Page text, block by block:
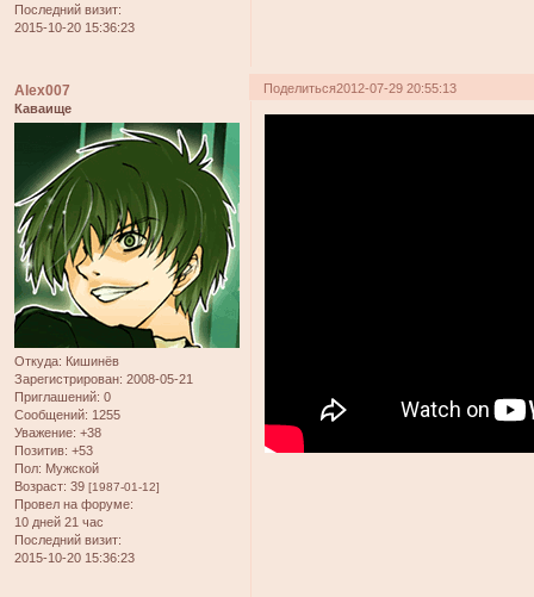
Последний визит:
2015-10-20 15:36:23
Поделиться2012-07-29 20:55:13
Alex007
Каваище
Откуда: Кишинёв
Зарегистрирован: 2008-05-21
Приглашений: 0
Сообщений: 1255
Уважение: +38
Позитив: +53
Пол: Мужской
Возраст: 39 [1987-01-12]
Провел на форуме:
10 дней 21 час
Последний визит:
2015-10-20 15:36:23